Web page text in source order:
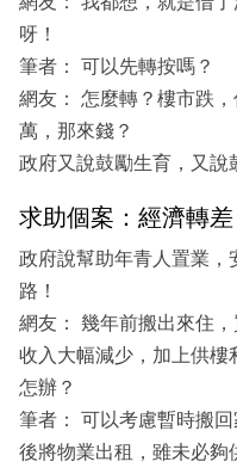
呀！
筆者： 可以先轉按嗎？
網友： 怎麼轉？樓市跌
萬，那來錢？
政府又說鼓勵生育，又說
求助個案：經濟轉
政府說幫助年青人置業
路！
網友： 幾年前搬出來住
收入大幅減少，加上供樓
怎辦？
筆者： 可以考慮暫時搬
後將物業出租，雖未必夠